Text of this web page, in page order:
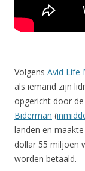
Volgens Avid Life
als iemand zijn
opgericht door
Biderman (
landen en
dollar 55 miljoen
worden betaald.